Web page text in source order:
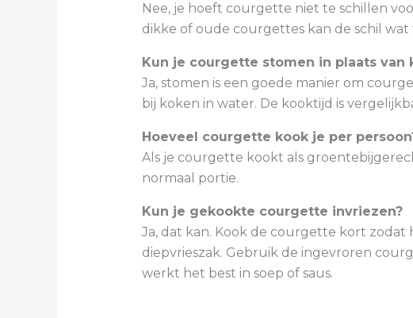
Nee, je hoeft courgette niet te schillen
dikke of oude courgettes kan de schil
Kun je courgette stomen in plaats van
Ja, stomen is een goede manier om
bij koken in water. De kooktijd is
Hoeveel courgette kook je per
Als je courgette kookt als
normaal portie.
Kun je gekookte courgette invriezen?
Ja, dat kan. Kook de courgette kort
diepvrieszak. Gebruik de ingevroren
werkt het best in soep of saus.